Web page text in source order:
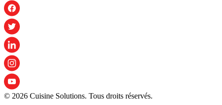
© 2026 Cuisine Solutions. Tous droits réservés.